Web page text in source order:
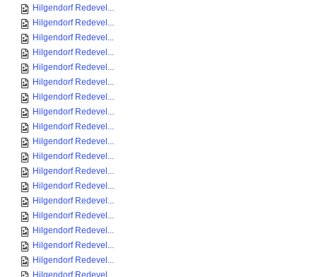
Hilgendorf Redevel...
Hilgendorf Redevel...
Hilgendorf Redevel...
Hilgendorf Redevel...
Hilgendorf Redevel...
Hilgendorf Redevel...
Hilgendorf Redevel...
Hilgendorf Redevel...
Hilgendorf Redevel...
Hilgendorf Redevel...
Hilgendorf Redevel...
Hilgendorf Redevel...
Hilgendorf Redevel...
Hilgendorf Redevel...
Hilgendorf Redevel...
Hilgendorf Redevel...
Hilgendorf Redevel...
Hilgendorf Redevel...
Hilgendorf Redevel...